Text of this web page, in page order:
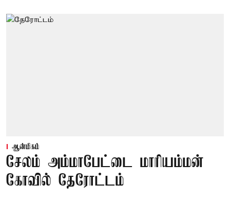
ஆன்மிகம்
சேலம் அம்மாபேட்டை மாரியம்மன்
கோவில் தேரோட்டம்